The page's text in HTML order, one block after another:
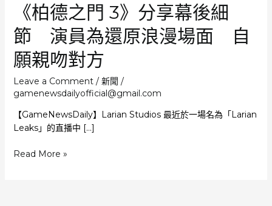
《柏德之門 3》分享幕後細
節 演員為還原浪漫場面 自
願親吻對方
Leave a Comment / 新聞 /
gamenewsdailyofficial@gmail.com
【GameNewsDaily】Larian Studios 最近於一場名為「Larian
Leaks」的直播中 […]
《柏
Read More »